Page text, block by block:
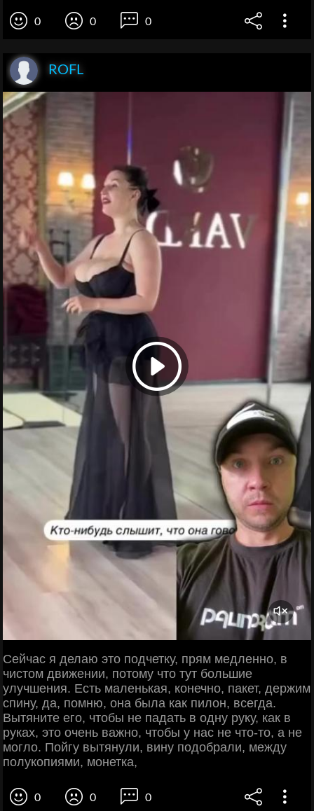
0 0 0
ROFL
Сейчас я делаю это подчетку, прям медленно, в
чистом движении, потому что тут большие
улучшения. Есть маленькая, конечно, пакет, держим
спину, да, помню, она была как пилон, всегда.
Вытяните его, чтобы не падать в одну руку, как в
руках, это очень важно, чтобы у нас не что-то, а не
могло. Пойгу вытянули, вину подобрали, между
полукопиями, монетка,
0 0 0